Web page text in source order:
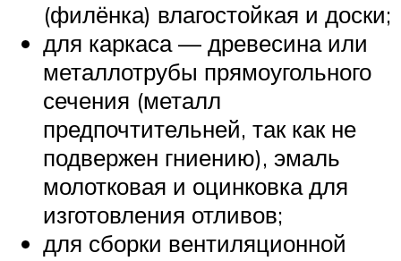
(филёнка) влагостойкая и доски;
для каркаса — древесина или
металлотрубы прямоугольного
сечения (металл
предпочтительней, так как не
подвержен гниению), эмаль
молотковая и оцинковка для
изготовления отливов;
для сборки вентиляционной